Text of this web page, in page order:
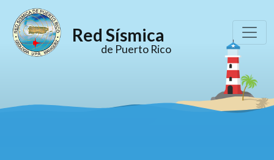
Red Sísmica
de Puerto Rico